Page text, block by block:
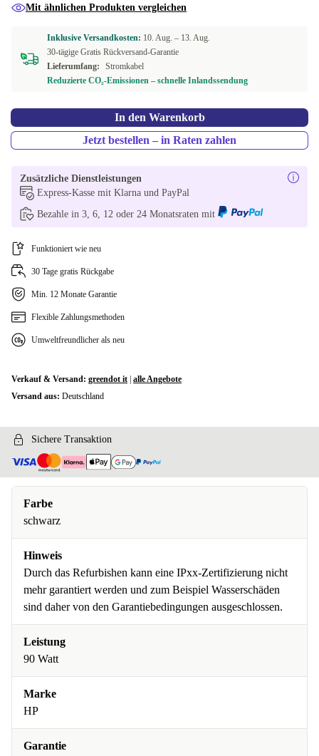
Mit ähnlichen Produkten vergleichen
Inklusive Versandkosten: 10. Aug. – 13. Aug.
30-tägige Gratis Rückversand-Garantie
Lieferumfang:
Stromkabel
Reduzierte CO₂-Emissionen – schnelle Inlandssendung
In den Warenkorb
Jetzt bestellen – in Raten zahlen
Zusätzliche Dienstleistungen
Express-Kasse mit Klarna und PayPal
Bezahle in 3, 6, 12 oder 24 Monatsraten mit
Funktioniert wie neu
30 Tage gratis Rückgabe
Min. 12 Monate Garantie
Flexible Zahlungsmethoden
Umweltfreundlicher als neu
Verkauf & Versand: greendot it alle Angebote
Versand aus: Deutschland
Sichere Transaktion
Farbe
schwarz
Hinweis
Durch das Refurbishen kann eine IPxx-Zertifizierung nicht
mehr garantiert werden und zum Beispiel Wasserschäden
sind daher von den Garantiebedingungen ausgeschlossen.
Leistung
90 Watt
Marke
HP
Garantie